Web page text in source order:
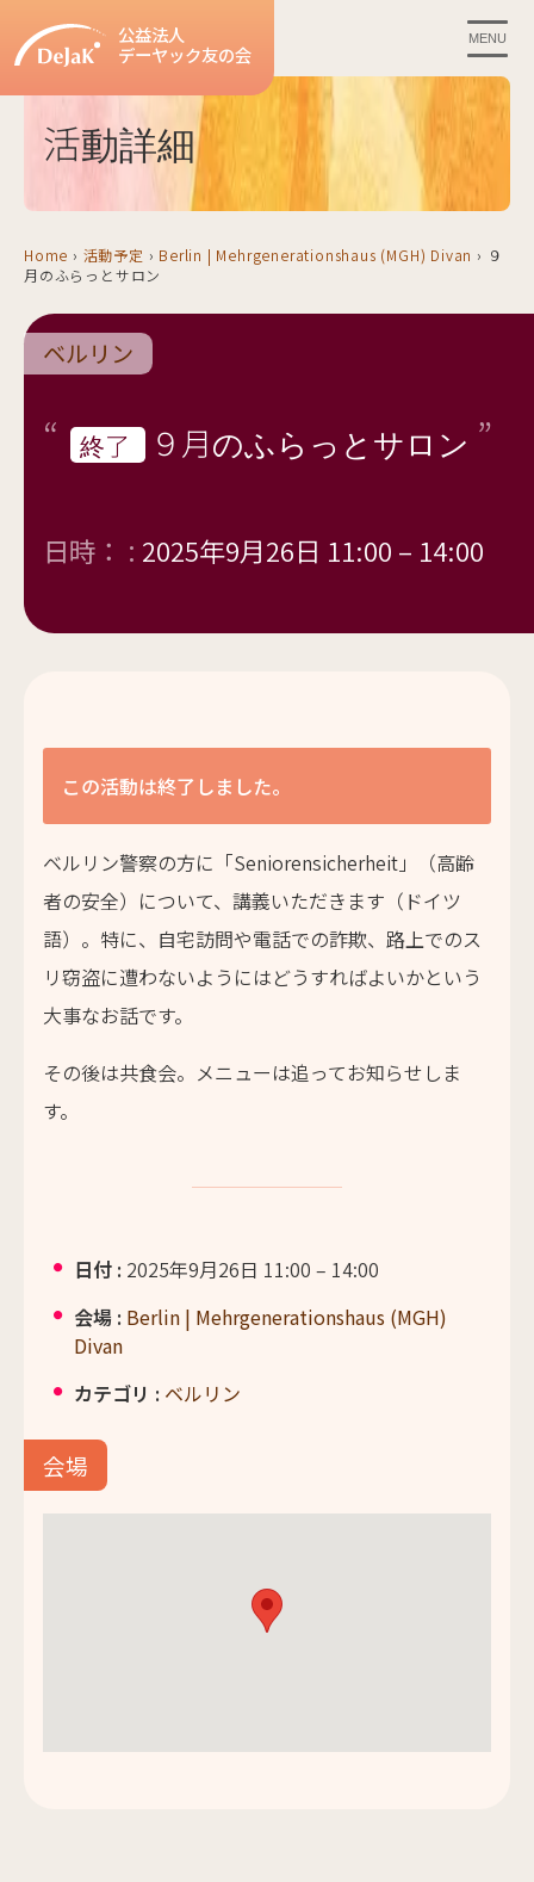
公益法人
デーヤック友の会
MENU
活動詳細
Home › 活動予定 › Berlin | Mehrgenerationshaus (MGH) Divan › ９
月のふらっとサロン
ベルリン
終了 ９月のふらっとサロン
日時： : 2025年9月26日 11:00 – 14:00
この活動は終了しました。
ベルリン警察の方に「Seniorensicherheit」（高齢
者の安全）について、講義いただきます（ドイツ
語）。特に、自宅訪問や電話での詐欺、路上でのス
リ窃盗に遭わないようにはどうすればよいかという
大事なお話です。
その後は共食会。メニューは追ってお知らせしま
す。
日付 : 2025年9月26日 11:00 – 14:00
会場 : Berlin | Mehrgenerationshaus (MGH)
Divan
カテゴリ : ベルリン
会場